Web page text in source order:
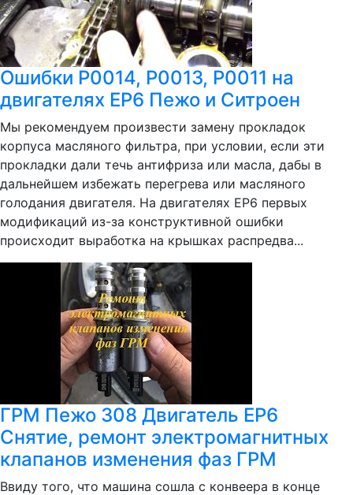
Ошибки P0014, P0013, P0011 на
двигателях EP6 Пежо и Ситроен
Мы рекомендуем произвести замену прокладок
корпуса масляного фильтра, при условии, если эти
прокладки дали течь антифриза или масла, дабы в
дальнейшем избежать перегрева или масляного
голодания двигателя. На двигателях EP6 первых
модификаций из-за конструктивной ошибки
происходит выработка на крышках распредва...
ГРМ Пежо 308 Двигатель EP6
Снятие, ремонт электромагнитных
клапанов изменения фаз ГРМ
Ввиду того, что машина сошла с конвеера в конце